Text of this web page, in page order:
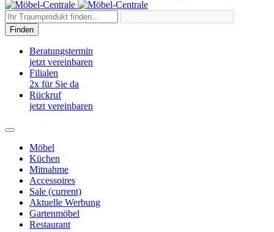
Finden
Beratungstermin
jetzt vereinbaren
Filialen
2x für Sie da
Rückruf
jetzt vereinbaren
Möbel
Küchen
Mitnahme
Accessoires
Sale (current)
Aktuelle Werbung
Gartenmöbel
Restaurant